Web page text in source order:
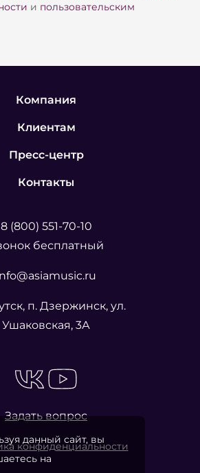
и пользовательским
Компания
Клиентам
Пресс-центр
Контакты
8 (800) 551-70-10
бесплатный
п. Дзержинск, ул.
Ушаковская, 3А
Задать вопрос
конфиденциальности
данный сайт, вы
на